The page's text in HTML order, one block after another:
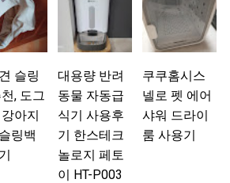
슬링
, 도그
아지
링백
대용량 반려
동물 자동급
식기 사용후
기 한스테크
놀로지 페토
이 HT-P003
쿠쿠홈시스
넬로 펫 에어
샤워 드라이
룸 사용기